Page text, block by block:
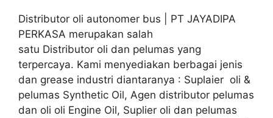
Distributor oli autonomer bus | PT JAYADIPA
PERKASA merupakan salah
satu Distributor oli dan pelumas yang
terpercaya. Kami menyediakan berbagai jenis
dan grease industri diantaranya : Suplaier oli &
pelumas Synthetic Oil, Agen distributor pelumas
dan oli oli Engine Oil, Suplier oli dan pelumas